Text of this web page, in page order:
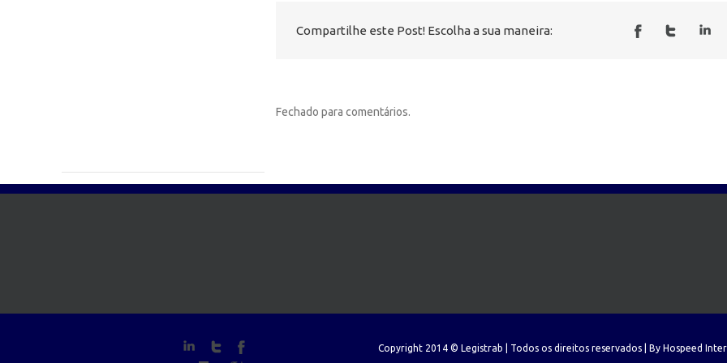
Compartilhe este Post! Escolha a sua maneira:
Fechado para comentários.
Copyright 2014 © Legistrab | Todos os direitos reservados | By Hospeed